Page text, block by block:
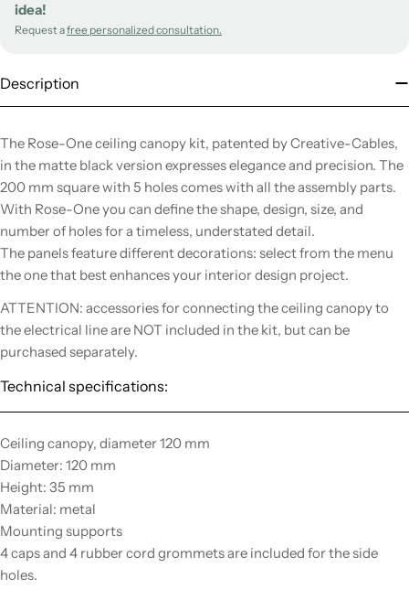
idea!
Request afree personalized consultation.
Description
The Rose-One ceiling canopy kit, patented by Creative-Cables,
in the matte black version expresses elegance and precision. The
200 mm square with 5 holes comes with all the assembly parts.
With Rose-One you can define the shape, design, size, and
number of holes for a timeless, understated detail.
The panels feature different decorations: select from the menu
the one that best enhances your interior design project.
ATTENTION: accessories for connecting the ceiling canopy to
the electrical line are NOT included in the kit, but can be
purchased separately.
Technical specifications:
Ceiling canopy, diameter 120 mm
Diameter: 120 mm
Height: 35 mm
Material: metal
Mounting supports
4 caps and 4 rubber cord grommets are included for the side
holes.